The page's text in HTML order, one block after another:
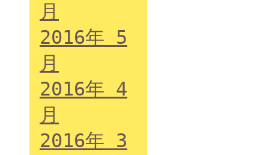
月
2016年 5
月
2016年 4
月
2016年 3